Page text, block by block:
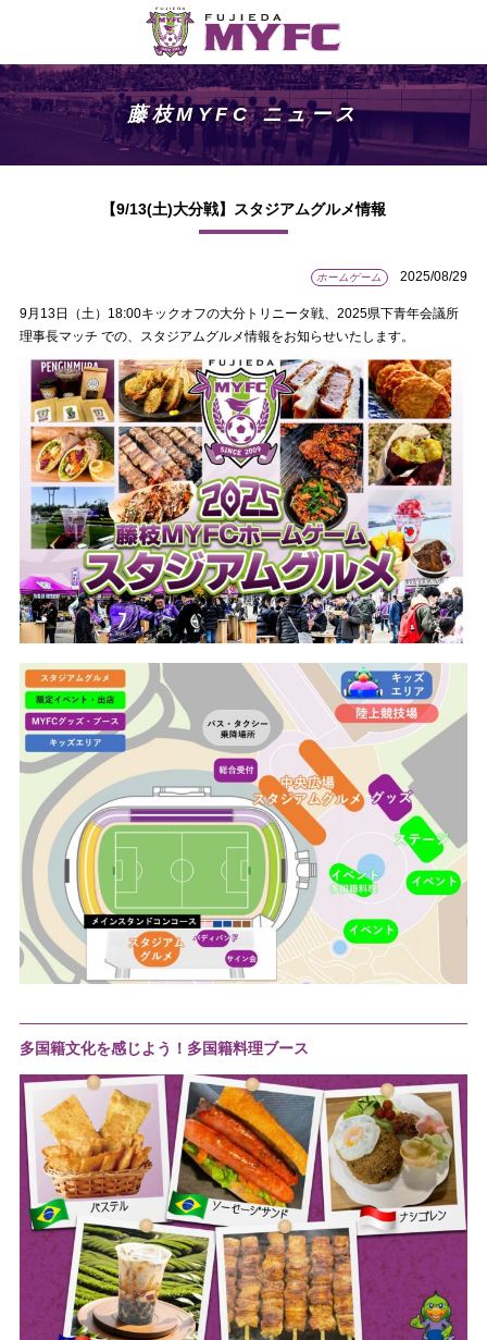
藤枝MYFC ニュース
【9/13(土)大分戦】スタジアムグルメ情報
ホームゲーム 2025/08/29
9月13日（土）18:00キックオフの大分トリニータ戦、2025県下青年会議所
理事長マッチ での、スタジアムグルメ情報をお知らせいたします。
多国籍文化を感じよう！多国籍料理ブース